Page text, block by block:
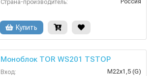
Страна-производитель:
Россия
Мощность (кВт):
Купить
Моноблок TOR WS201 TSTOP
Вход:
М22х1,5 (G)